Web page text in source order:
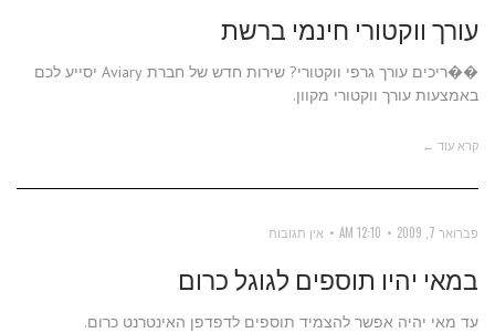
עורך ווקטורי חינמי ברשת
��ריכים עורך גרפי ווקטורי? שירות חדש של חברת Aviary יסייע לכם
באמצעות עורך ווקטורי מקוון.
קרא עוד ←
פברואר 7, 2009 12:10 AM אין תגובות
במאי יהיו תוספים לגוגל כרום
עד מאי יהיה אפשר להצמיד תוספים לדפדפן האינטרנט כרום.